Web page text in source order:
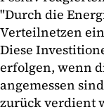
"Durch die
Verteilnetzen
Diese
erfolgen, wenn
angemessen
zurück verdient